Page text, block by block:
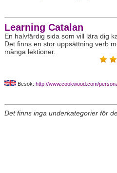
Learning Catalan
En halvfärdig sida som vill lära dig
Det finns en stor uppsättning verb
många lektioner.
Besök: http://www.cookwood.com/
Det finns inga underkategorier för